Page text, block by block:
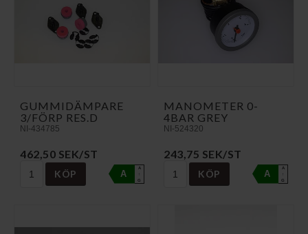
GUMMIDÄMPARE
3/FÖRP RES.D
NI-434785
462,50 SEK/ST
KÖP A
A
↑
G
MANOMETER 0-
4BAR GREY
NI-524320
243,75 SEK/ST
KÖP A
A
↑
G